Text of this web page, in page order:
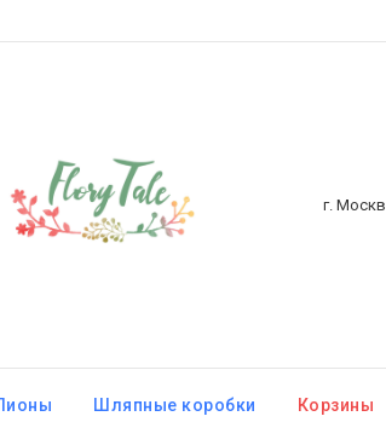
г.
Шляпные коробки Корзины